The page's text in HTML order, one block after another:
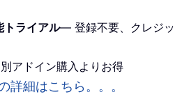
ライアル— 登録不要、クレジッ
アドイン購入よりお得
詳細はこちら。。。